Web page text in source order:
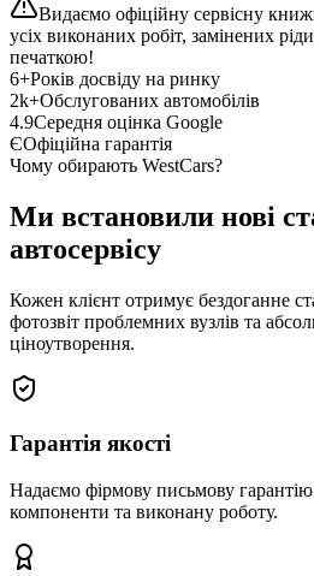
Видаємо офіційну сервісну
усіх виконаних робіт, замінених
печаткою!
6+Років досвіду на ринку
2k+Обслугованих автомобілів
4.9Середня оцінка Google
ЄОфіційна гарантія
Чому обирають WestCars?
Ми встановили нові
автосервісу
Кожен клієнт отримує бездоганне
фотозвіт проблемних вузлів та
ціноутворення.
Гарантія якості
Надаємо фірмову письмову гарантію
компоненти та виконану роботу.